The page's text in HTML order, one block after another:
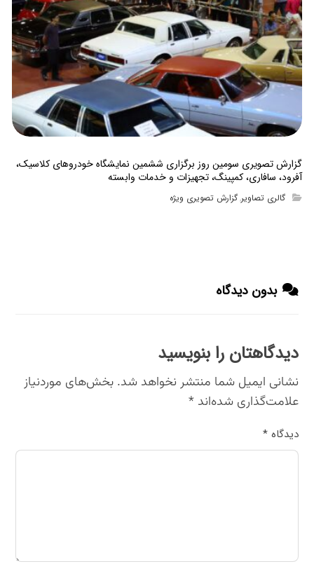
گزارش تصویری سومین روز برگزاری ششمین نمایشگاه خودروهای کلاسیک،
آفرود، سافاری، کمپینگ، تجهیزات و خدمات وابسته
گالری تصاویر,گزارش تصویری ویژه
بدون دیدگاه
دیدگاهتان را بنویسید
نشانی ایمیل شما منتشر نخواهد شد. بخش‌های موردنیاز
علامت‌گذاری شده‌اند*
دیدگاه*